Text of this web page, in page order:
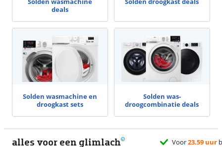
deals
Solden wasmachine en
droogkast sets
Solden was-
droogcombinatie deals
alles voor een glimlach Voor23.59 uur